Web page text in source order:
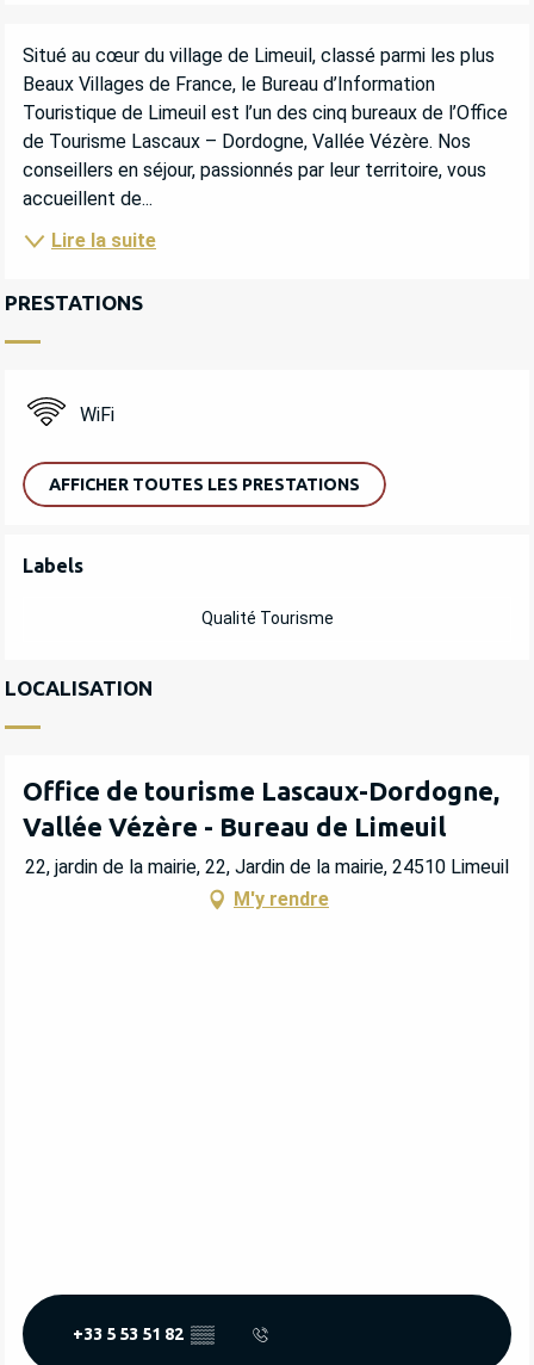
DESCRIPTION
Situé au cœur du village de Limeuil, classé parmi les plus
Beaux Villages de France, le Bureau d’Information
Touristique de Limeuil est l’un des cinq bureaux de l’Office
de Tourisme Lascaux – Dordogne, Vallée Vézère. Nos
conseillers en séjour, passionnés par leur territoire, vous
accueillent de...
Lire la suite
PRESTATIONS
WiFi
AFFICHER TOUTES LES PRESTATIONS
OFFRES DE PRESTATIONS
Labels
Labels
Qualité Tourisme
LOCALISATION
Office de tourisme Lascaux-Dordogne,
Vallée Vézère - Bureau de Limeuil
22, jardin de la mairie, 22, Jardin de la mairie, 24510 Limeuil
M'y rendre
+33 5 53 51 82 ▒▒